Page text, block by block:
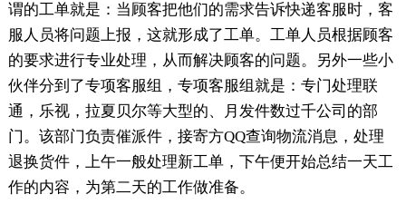
谓的工单就是：当顾客把他们的需求告诉快递客服时，客
服人员将问题上报，这就形成了工单。工单人员根据顾客
的要求进行专业处理，从而解决顾客的问题。另外一些小
伙伴分到了专项客服组，专项客服组就是：专门处理联
通，乐视，拉夏贝尔等大型的、月发件数过千公司的部
门。该部门负责催派件，接寄方QQ查询物流消息，处理
退换货件，上午一般处理新工单，下午便开始总结一天工
作的内容，为第二天的工作做准备。